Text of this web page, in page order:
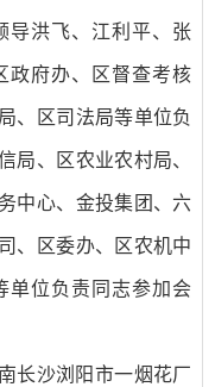
导洪飞、江利平、张
政府办、区督查考核
、区司法局等单位负
局、区农业农村局、
中心、金投集团、六
、区委办、区农机中
单位负责同志参加会
长沙浏阳市一烟花厂